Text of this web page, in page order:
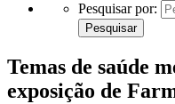
Pesquisar por:
Temas de saúde
exposição de